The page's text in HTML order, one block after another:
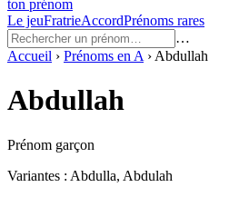
ton prénom
Le jeuFratrieAccordPrénoms rares
…
Accueil › Prénoms en A › Abdullah
Abdullah
Prénom garçon
Variantes : Abdulla, Abdulah